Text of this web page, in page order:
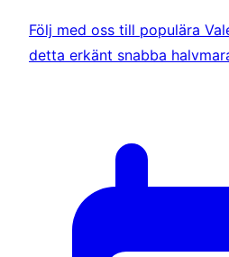
Följ med oss till populära
detta erkänt snabba